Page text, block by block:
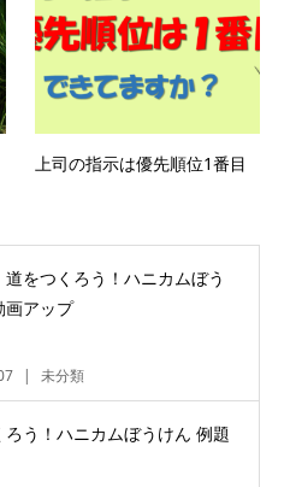
上司の指示は優先順位1番目
道をつくろう！ハニカムぼう
アップ
未分類
ろう！ハニカムぼうけん 例題